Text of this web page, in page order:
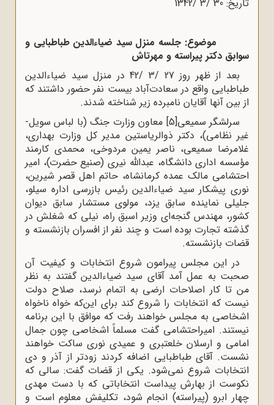
تاریخ: 30 /3 /1342
موضوع: جلسه منزل سید ضیاءالدین طباطبایی و
سوابق دکتر پیراسته و مهرتاش
بعد از ظهر روز 27 /3 /42 در منزل سید ضیاءالدین
طباطبایی واقع در سعادت‌آباد بیست نفر حضور داشتند که
از بین آنها آقایان نامبرده زیر شناخته شدند.
سرلشگر سمیعی[5]
معاون وزارت جنگ (با لباس سویل-
غیر نظامی)، دکتر ذوالریاستین مدیر کل وزارت بهداری،
غلامرضا سمیعی، ناصر یمین مردوخی، محمدی کارمند
مؤسسه اداری دانشگاه، عبدالله نیری (صنیع حضرت)، امیر
احتشامی مالک عمده کرمانشاه، حاتم اهل قصر شیرین،
نوری پیشکار سید ضیاءالدین رئیس بازرسی اداره سیلو،
جلیلی نماینده سابق یزد، مولوی مستشار سابق دیوان
کشور، مهندس گنجه‌ای وزیر اسبق راه، نیلی که شغلش در
گذشته تجارت بوده است و چند نفر از افسران بازنشسته و
قضات بازنشسته.
در این مجلس پیرامون شروع انتخابات و کیفیت آن
صحبت به عمل آمد آقای سید ضیاءالدین گفتند به نظر
من تا کار اصلاحات ارضی به اتمام نرسد، صلاح دولت
نیست که انتخابات را شروع کند برای این‌که خواه ناخواه
اشخاصی به مجلس خواهند رفت که موافق با این برنامه
نیستند. امیراحتشامی گفت مسلماً اشخاصی چون جمال
امامی و ارسلان خلعتبری و عمیدی نوری ساکت خواهند
نشست. آقای طباطبایی اضافه کردند زودتر از آذر و دی
انتخابات شروع نمی‌شود. یکی از قضات گفت: سالی که
نکوست از بهارش پیداست انتخاباتی که با دست مهدی
چهار ابرو (پیراسته) انجام شود، تکلیفش معلوم است و